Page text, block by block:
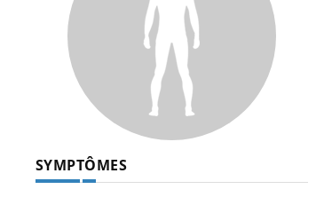
SYMPTÔMES